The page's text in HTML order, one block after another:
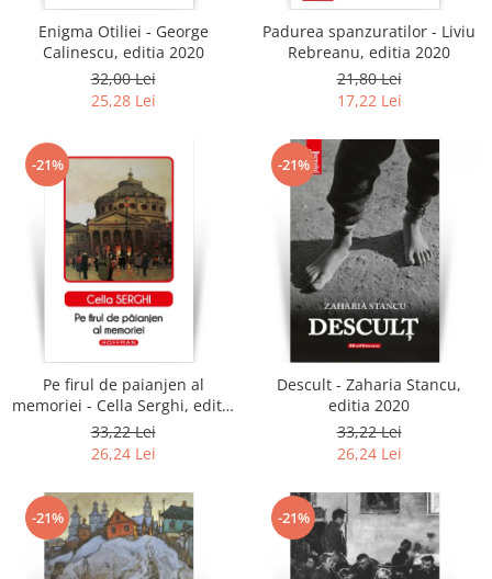
Enigma Otiliei - George
Calinescu, editia 2020
32,00 Lei
25,28 Lei
Padurea spanzuratilor - Liviu
Rebreanu, editia 2020
21,80 Lei
17,22 Lei
-21%
Pe firul de paianjen al
memoriei - Cella Serghi, editia
2020
33,22 Lei
26,24 Lei
-21%
Descult - Zaharia Stancu,
editia 2020
33,22 Lei
26,24 Lei
-21% -21%